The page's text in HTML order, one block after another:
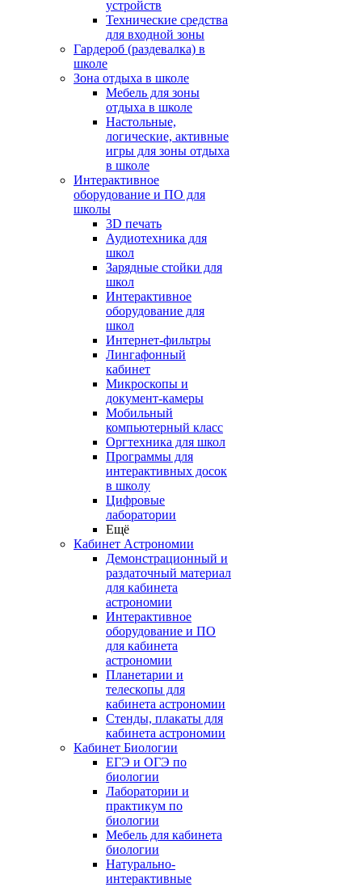
устройств
Технические средства
для входной зоны
Гардероб (раздевалка) в
школе
Зона отдыха в школе
Мебель для зоны
отдыха в школе
Настольные,
логические, активные
игры для зоны отдыха
в школе
Интерактивное
оборудование и ПО для
школы
3D печать
Аудиотехника для
школ
Зарядные стойки для
школ
Интерактивное
оборудование для
школ
Интернет-фильтры
Лингафонный
кабинет
Микроскопы и
документ-камеры
Мобильный
компьютерный класс
Оргтехника для школ
Программы для
интерактивных досок
в школу
Цифровые
лаборатории
Ещё
Кабинет Астрономии
Демонстрационный и
раздаточный материал
для кабинета
астрономии
Интерактивное
оборудование и ПО
для кабинета
астрономии
Планетарии и
телескопы для
кабинета астрономии
Стенды, плакаты для
кабинета астрономии
Кабинет Биологии
ЕГЭ и ОГЭ по
биологии
Лаборатории и
практикум по
биологии
Мебель для кабинета
биологии
Натурально-
интерактивные